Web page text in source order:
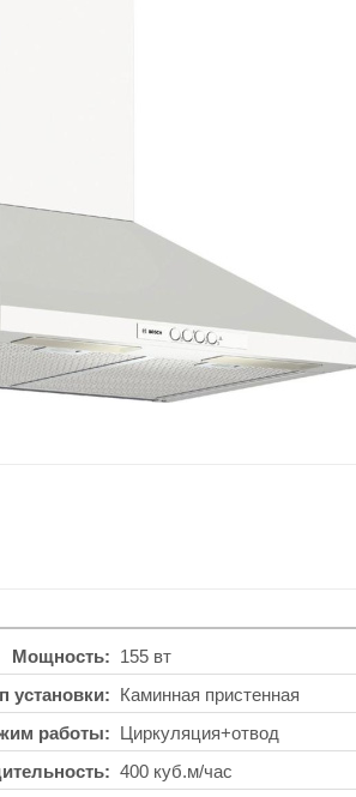
Мощность
155 вт
установки
Каминная пристенная
работы
Циркуляция+отвод
400 куб.м/час